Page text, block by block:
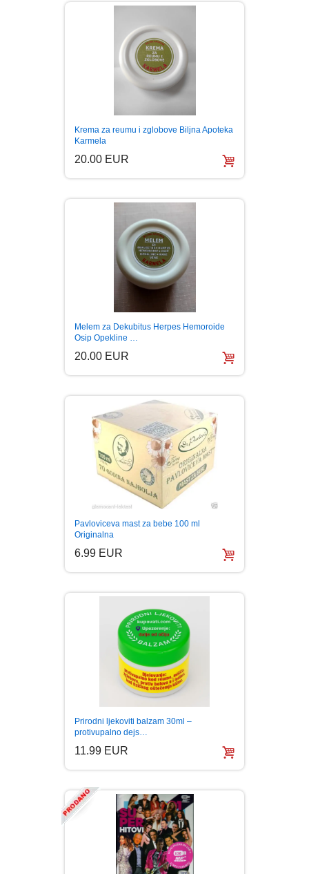
Krema za reumu i zglobove Biljna Apoteka
Karmela
20.00 EUR
Melem za Dekubitus Herpes Hemoroide
Osip Opekline …
20.00 EUR
Pavloviceva mast za bebe 100 ml
Originalna
6.99 EUR
Prirodni ljekoviti balzam 30ml –
protivupalno dejs…
11.99 EUR